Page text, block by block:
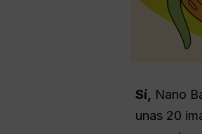
Sí, Nano
unas 20